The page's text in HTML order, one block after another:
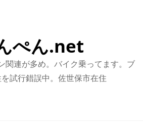
ぺん.net
関連が多め。バイク乗ってます。ブ
試行錯誤中。佐世保市在住